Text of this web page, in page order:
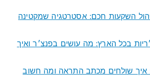
השקעות חכם: אסטרטגיה שמקטינה
בכל הארץ: מה עושים בפנצ׳ר ואיך
איך שולחים מכתב התראה ומה חשוב